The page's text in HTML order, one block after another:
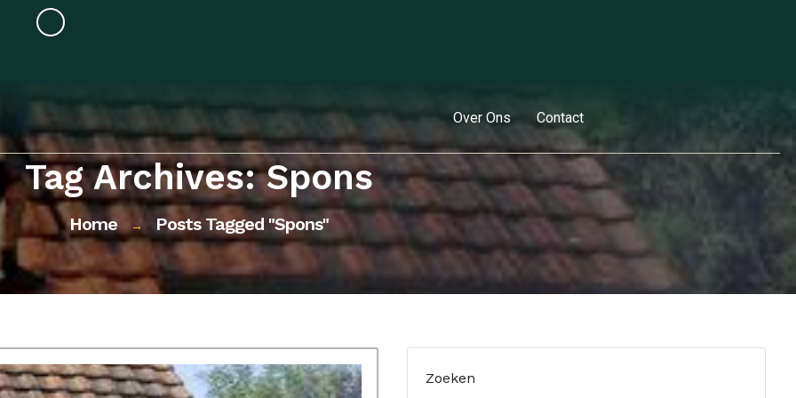
Over Ons Contact
Tag Archives: Spons
Home → Posts Tagged "spons"
Zoeken